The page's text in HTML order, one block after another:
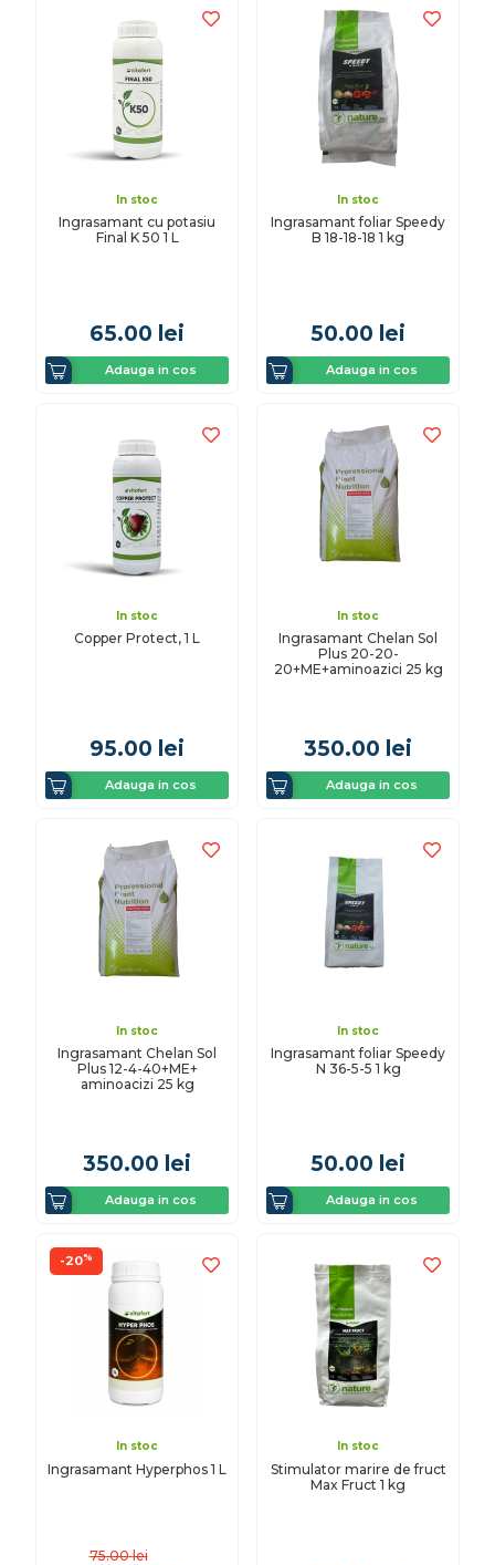
In stoc
Ingrasamant cu potasiu
Final K 50 1 L
65.00 lei
Adauga in cos
In stoc
Ingrasamant foliar Speedy
B 18-18-18 1 kg
50.00 lei
Adauga in cos
In stoc
Copper Protect, 1 L
95.00 lei
Adauga in cos
In stoc
Ingrasamant Chelan Sol
Plus 20-20-
20+ME+aminoazici 25 kg
350.00 lei
Adauga in cos
In stoc
Ingrasamant Chelan Sol
Plus 12-4-40+ME+
aminoacizi 25 kg
350.00 lei
Adauga in cos
In stoc
Ingrasamant foliar Speedy
N 36-5-5 1 kg
50.00 lei
Adauga in cos
-20%
In stoc
Ingrasamant Hyperphos 1 L
75.00 lei
In stoc
Stimulator marire de fruct
Max Fruct 1 kg